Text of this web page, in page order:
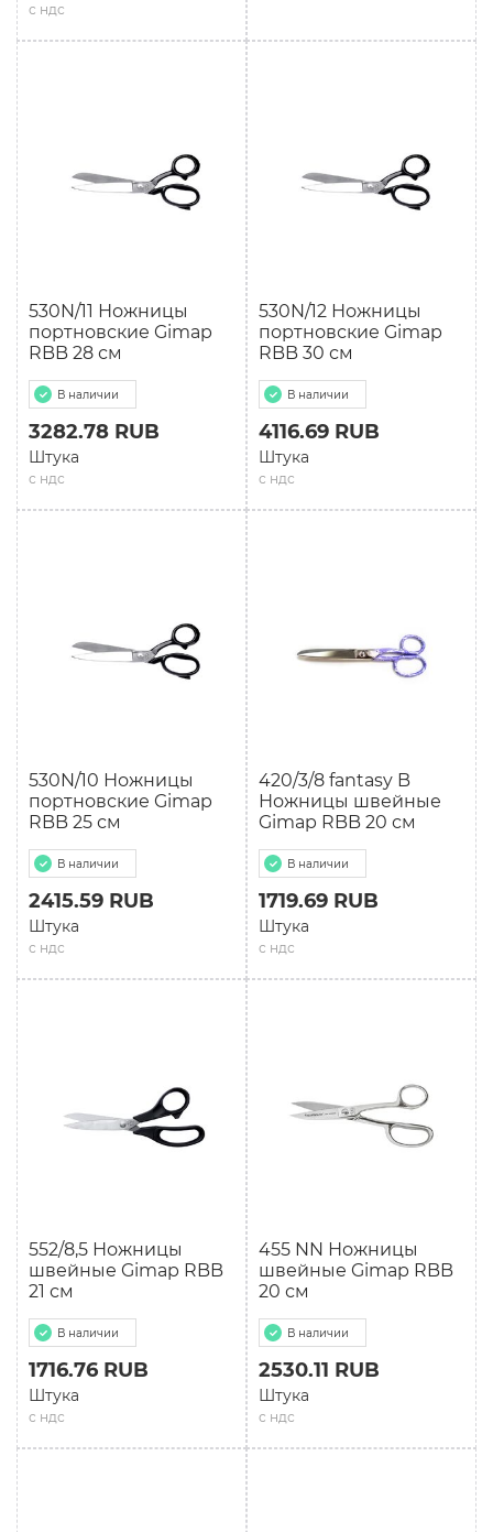
с ндс
530N/11 Ножницы
портновские Gimap
RBB 28 см
В наличии
с ндс
3282.78 RUB
Штука
530N/12 Ножницы
портновские Gimap
RBB 30 см
В наличии
с ндс
4116.69 RUB
Штука
530N/10 Ножницы
портновские Gimap
RBB 25 см
В наличии
с ндс
2415.59 RUB
Штука
420/3/8 fantasy B
Ножницы швейные
Gimap RBB 20 см
В наличии
с ндс
1719.69 RUB
Штука
552/8,5 Ножницы
швейные Gimap RBB
21 см
В наличии
с ндс
1716.76 RUB
Штука
455 NN Ножницы
швейные Gimap RBB
20 см
В наличии
с ндс
2530.11 RUB
Штука